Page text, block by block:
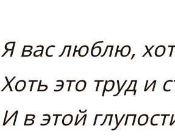
Я вас люблю,
Хоть это труд и
И в этой